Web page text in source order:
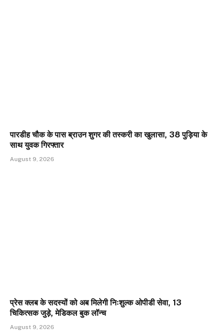
पारडीह चौक के पास ब्राउन शुगर की तस्करी का खुलासा, 38 पुड़िया के
साथ युवक गिरफ्तार
August 9, 2026
प्रेस क्लब के सदस्यों को अब मिलेगी निःशुल्क ओपीडी सेवा, 13
चिकित्सक जुड़े, मेडिकल बुक लॉन्च
August 9, 2026